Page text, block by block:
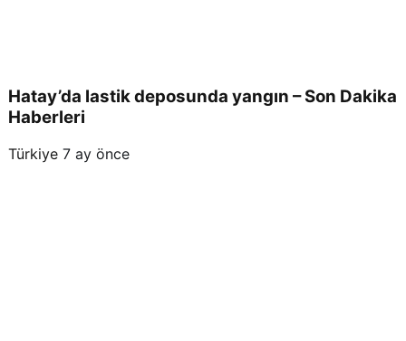
Hatay’da lastik deposunda yangın – Son Dakika
Haberleri
Türkiye 7 ay önce